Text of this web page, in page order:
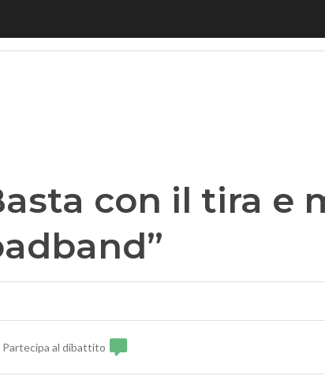
con il tira e
Partecipa al dibattito